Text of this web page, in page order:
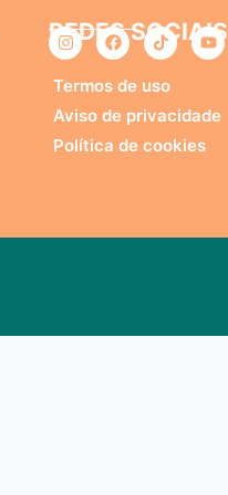
REDES SOCIAIS
Termos de uso
Aviso de privacidade
Política de cookies